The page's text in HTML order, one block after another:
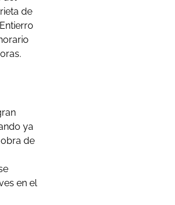
de
ya
de
en el